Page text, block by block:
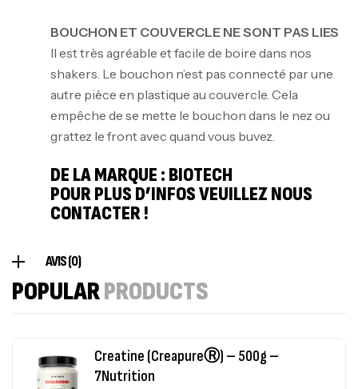
BOUCHON ET COUVERCLE NE SONT PAS LIES
Il est très agréable et facile de boire dans nos
shakers. Le bouchon n’est pas connecté par une
autre pièce en plastique au couvercle. Cela
empêche de se mette le bouchon dans le nez ou
grattez le front avec quand vous buvez.
DE LA MARQUE : BIOTECH
POUR PLUS D’INFOS VEUILLEZNOUS
CONTACTER!
AVIS (0)
POPULARPRODUCTS
Mega Creatine CREAPURE – 306 Gr –
Biotech USA
د.ت126
Autres
د.ت269
Autres
د.ت
Creatine (CreapureⓇ) – 500g –
7Nutrition